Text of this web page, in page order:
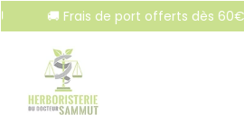
🚚 Frais de port offerts dès 60€
Panneau de gestion des